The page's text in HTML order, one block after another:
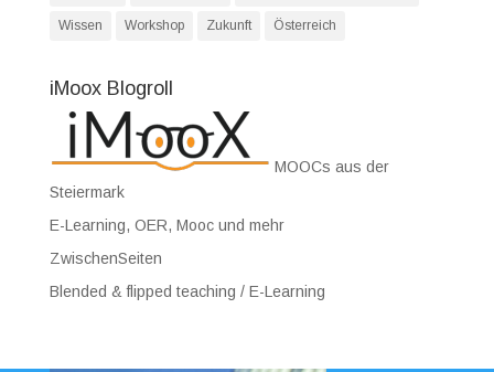
Wissen Workshop Zukunft Österreich
iMoox Blogroll
MOOCs aus der
Steiermark
E-Learning, OER, Mooc und mehr
ZwischenSeiten
Blended & flipped teaching / E-Learning